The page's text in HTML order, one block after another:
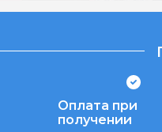
Оплата при
получении